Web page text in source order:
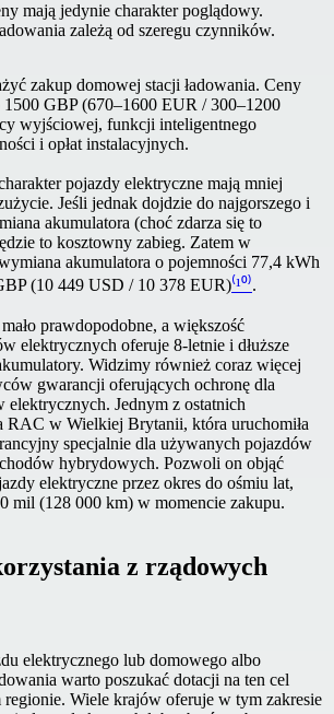
mają jedynie charakter poglądowy.
zależą od szeregu czynników.
zakup domowej stacji ładowania. Ceny
1500 GBP (670–1600 EUR / 300–1200
wyjściowej, funkcji inteligentnego
i opłat instalacyjnych.
pojazdy elektryczne mają mniej
Jeśli jednak dojdzie do najgorszego i
akumulatora (choć zdarza się to
to kosztowny zabieg. Zatem w
akumulatora o pojemności 77,4 kWh
(10 449 USD / 10 378 EUR)⁽¹⁰⁾.
prawdopodobne, a większość
elektrycznych oferuje 8-letnie i dłuższe
Widzimy również coraz więcej
gwarancji oferujących ochronę dla
Jednym z ostatnich
RAC w Wielkiej Brytanii, która uruchomiła
specjalnie dla używanych pojazdów
hybrydowych. Pozwoli on objąć
elektryczne przez okres do ośmiu lat,
mil (128 000 km) w momencie zakupu.
z rządowych
elektrycznego lub domowego albo
warto poszukać dotacji na ten cel
Wiele krajów oferuje w tym zakresie